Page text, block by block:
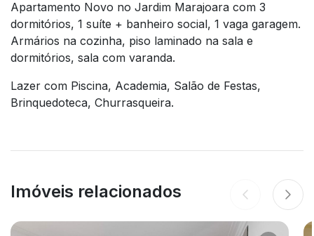
Apartamento Novo no Jardim Marajoara com 3
dormitórios, 1 suíte + banheiro social, 1 vaga garagem.
Armários na cozinha, piso laminado na sala e
dormitórios, sala com varanda.
Lazer com Piscina, Academia, Salão de Festas,
Brinquedoteca, Churrasqueira.
Imóveis relacionados